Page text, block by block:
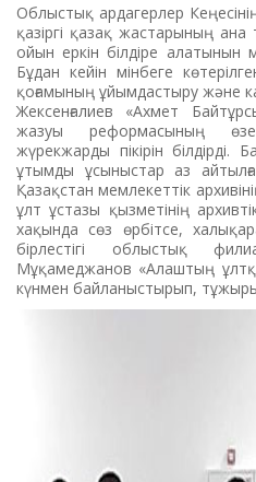
Облыстық ардагерлер
қазіргі қазақ жастарының ана
ойын еркін білдіре
Бұдан кейін мінбеге
қоғамының ұйымдастыру және
Жексенғалиев «Ахмет
жазуы реформасының
жүрекжарды пікірін
ұтымды ұсыныстар аз
Қазақстан мемлекеттік
ұлт ұстазы қызметінің
хақында сөз өрбітсе,
бірлестігі облыстық
Мұқамеджанов «Алаштың ұлтқа
күнмен байланыстырып,